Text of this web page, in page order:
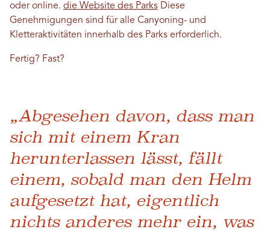
oder online. die Website des Parks Diese
Genehmigungen sind für alle Canyoning- und
Kletteraktivitäten innerhalb des Parks erforderlich.
Fertig? Fast?
„Abgesehen davon, dass man
sich mit einem Kran
herunterlassen lässt, fällt
einem, sobald man den Helm
aufgesetzt hat, eigentlich
nichts anderes mehr ein, was